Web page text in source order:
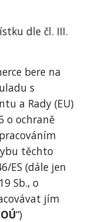
dle čl. III.
bere na
s
a Rady (EU)
o ochraně
těchto
ES (dále jen
Sb., o
jím
OÚ“)